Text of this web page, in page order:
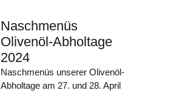
Naschmenüs
Olivenöl-Abholtage
2024
Naschmenüs unserer Olivenöl-
Abholtage am 27. und 28. April